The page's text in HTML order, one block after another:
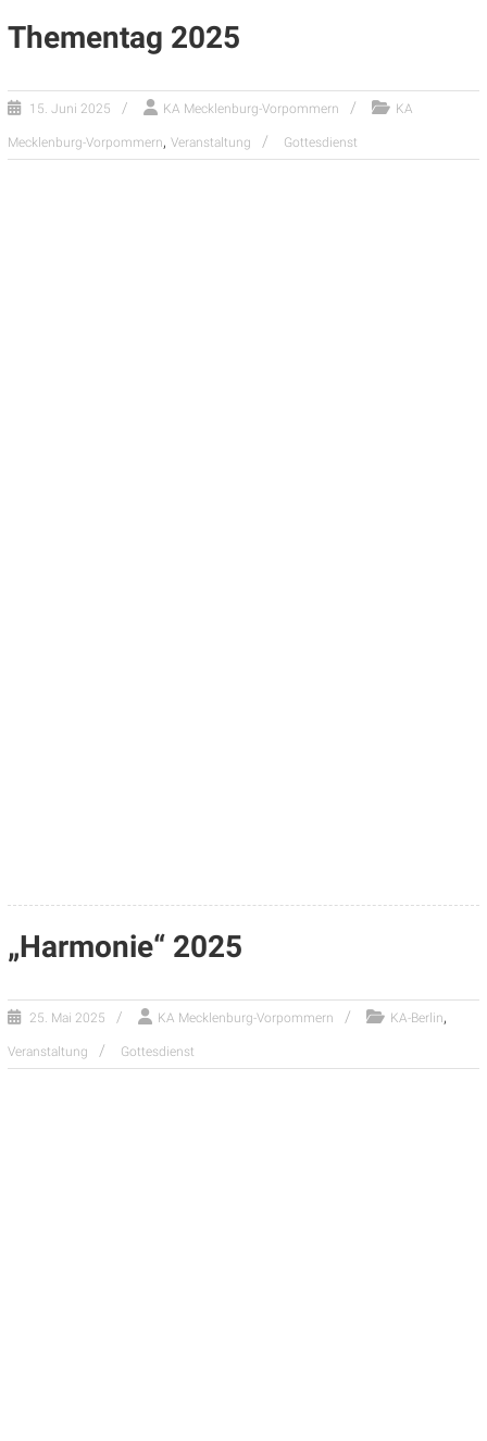
Thementag 2025
15. Juni 2025 KA Mecklenburg-Vorpommern KA
Mecklenburg-Vorpommern, Veranstaltung Gottesdienst
„Harmonie“ 2025
25. Mai 2025 KA Mecklenburg-Vorpommern KA-Berlin,
Veranstaltung Gottesdienst